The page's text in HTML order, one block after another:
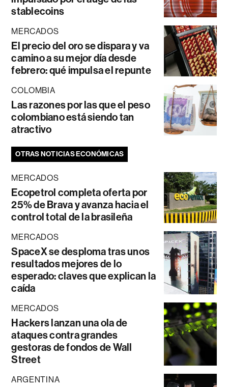
stablecoins
MERCADOS
El precio del oro se dispara y va
camino a su mejor día desde
febrero: qué impulsa el repunte
COLOMBIA
Las razones por las que el peso
colombiano está siendo tan
atractivo
OTRAS NOTICIAS ECONÓMICAS
MERCADOS
Ecopetrol completa oferta por
25% de Brava y avanza hacia el
control total de la brasileña
MERCADOS
SpaceX se desploma tras unos
resultados mejores de lo
esperado: claves que explican la
caída
MERCADOS
Hackers lanzan una ola de
ataques contra grandes
gestoras de fondos de Wall
Street
ARGENTINA